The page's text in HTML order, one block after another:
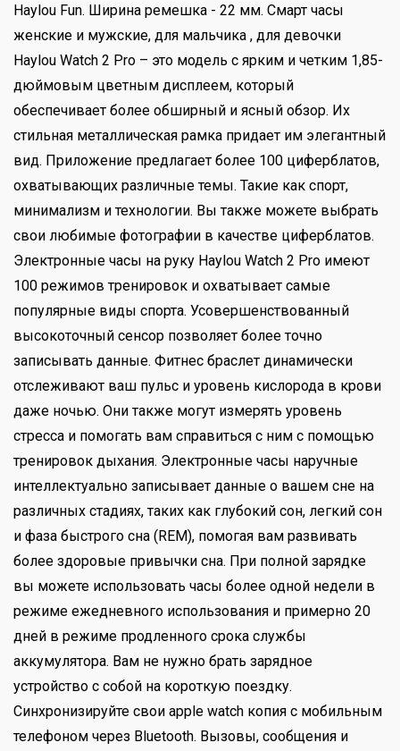
Haylou Fun. Ширина ремешка - 22 мм. Смарт часы
женские и мужские, для мальчика , для девочки
Haylou Watch 2 Pro – это модель с ярким и четким 1,85-
дюймовым цветным дисплеем, который
обеспечивает более обширный и ясный обзор. Их
стильная металлическая рамка придает им элегантный
вид. Приложение предлагает более 100 циферблатов,
охватывающих различные темы. Такие как спорт,
минимализм и технологии. Вы также можете выбрать
свои любимые фотографии в качестве циферблатов.
Электронные часы на руку Haylou Watch 2 Pro имеют
100 режимов тренировок и охватывает самые
популярные виды спорта. Усовершенствованный
высокоточный сенсор позволяет более точно
записывать данные. Фитнес браслет динамически
отслеживают ваш пульс и уровень кислорода в крови
даже ночью. Они также могут измерять уровень
стресса и помогать вам справиться с ним с помощью
тренировок дыхания. Электронные часы наручные
интеллектуально записывает данные о вашем сне на
различных стадиях, таких как глубокий сон, легкий сон
и фаза быстрого сна (REM), помогая вам развивать
более здоровые привычки сна. При полной зарядке
вы можете использовать часы более одной недели в
режиме ежедневного использования и примерно 20
дней в режиме продленного срока службы
аккумулятора. Вам не нужно брать зарядное
устройство с собой на короткую поездку.
Синхронизируйте свои apple watch копия с мобильным
телефоном через Bluetooth. Вызовы, сообщения и